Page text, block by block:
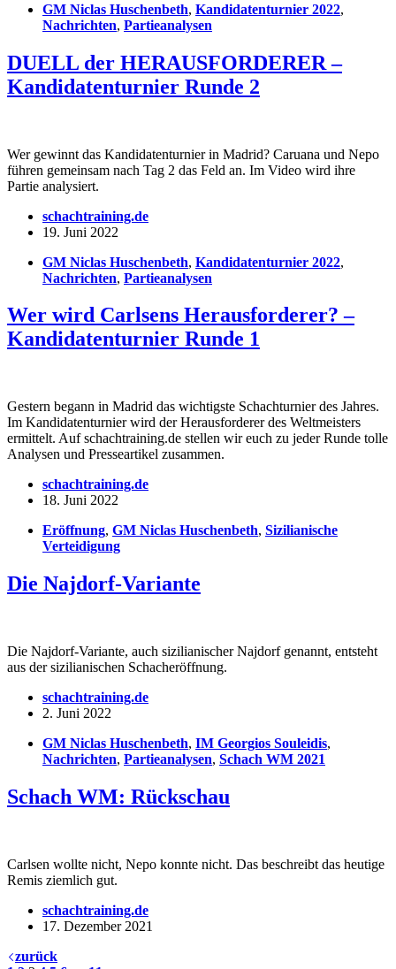
GM Niclas Huschenbeth, Kandidatenturnier 2022,
Nachrichten, Partieanalysen
DUELL der HERAUSFORDERER –
Kandidatenturnier Runde 2
Wer gewinnt das Kandidatenturnier in Madrid? Caruana und Nepo
führen gemeinsam nach Tag 2 das Feld an. Im Video wird ihre
Partie analysiert.
schachtraining.de
19. Juni 2022
GM Niclas Huschenbeth, Kandidatenturnier 2022,
Nachrichten, Partieanalysen
Wer wird Carlsens Herausforderer? –
Kandidatenturnier Runde 1
Gestern begann in Madrid das wichtigste Schachturnier des Jahres.
Im Kandidatenturnier wird der Herausforderer des Weltmeisters
ermittelt. Auf schachtraining.de stellen wir euch zu jeder Runde tolle
Analysen und Presseartikel zusammen.
schachtraining.de
18. Juni 2022
Eröffnung, GM Niclas Huschenbeth, Sizilianische
Verteidigung
Die Najdorf-Variante
Die Najdorf-Variante, auch sizilianischer Najdorf genannt, entsteht
aus der sizilianischen Schacheröffnung.
schachtraining.de
2. Juni 2022
GM Niclas Huschenbeth, IM Georgios Souleidis,
Nachrichten, Partieanalysen, Schach WM 2021
Schach WM: Rückschau
Carlsen wollte nicht, Nepo konnte nicht. Das beschreibt das heutige
Remis ziemlich gut.
schachtraining.de
17. Dezember 2021
zurück